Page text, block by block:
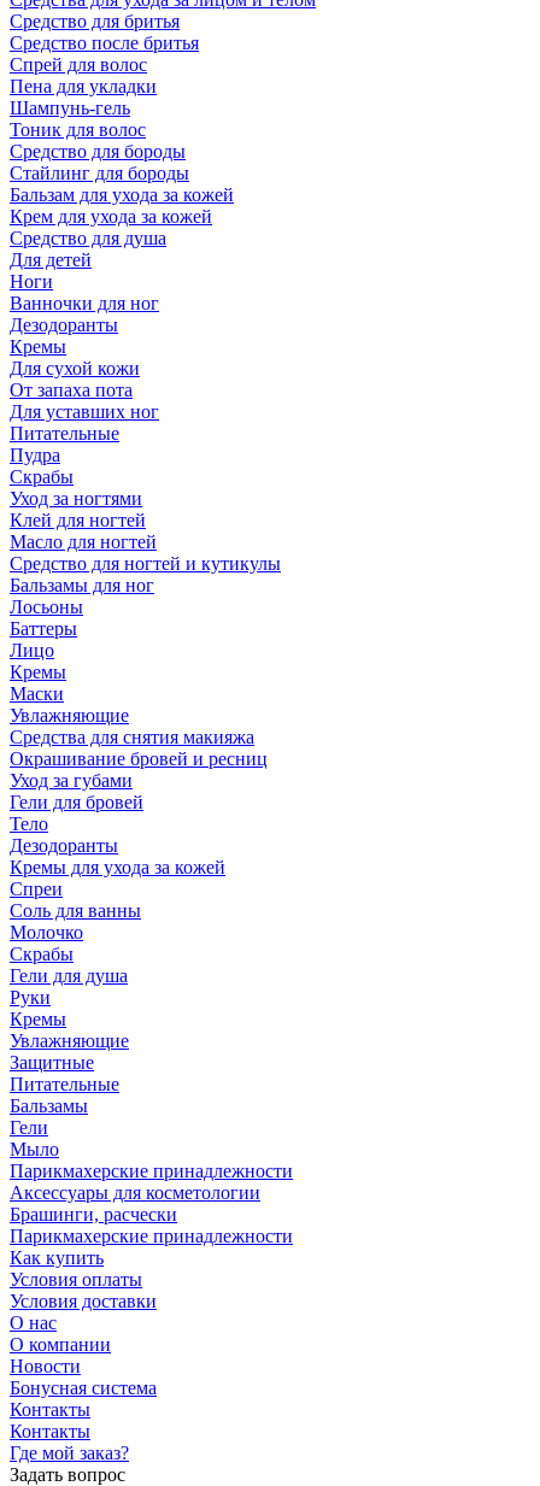
Средство для бритья
Средство после бритья
Спрей для волос
Пена для укладки
Шампунь-гель
Тоник для волос
Средство для бороды
Стайлинг для бороды
Бальзам для ухода за кожей
Крем для ухода за кожей
Средство для душа
Для детей
Ноги
Ванночки для ног
Дезодоранты
Кремы
Для сухой кожи
От запаха пота
Для уставших ног
Питательные
Пудра
Скрабы
Уход за ногтями
Клей для ногтей
Масло для ногтей
Средство для ногтей и кутикулы
Бальзамы для ног
Лосьоны
Баттеры
Лицо
Кремы
Маски
Увлажняющие
Средства для снятия макияжа
Окрашивание бровей и ресниц
Уход за губами
Гели для бровей
Тело
Дезодоранты
Кремы для ухода за кожей
Спреи
Соль для ванны
Молочко
Скрабы
Гели для душа
Руки
Кремы
Увлажняющие
Защитные
Питательные
Бальзамы
Гели
Мыло
Парикмахерские принадлежности
Аксессуары для косметологии
Брашинги, расчески
Парикмахерские принадлежности
Как купить
Условия оплаты
Условия доставки
О нас
О компании
Новости
Бонусная система
Контакты
Контакты
Где мой заказ?
Задать вопрос